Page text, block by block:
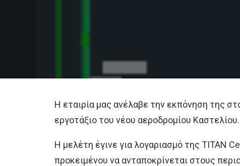
Η εταιρία μας ανέλαβε την εκπόνηση της
εργοτάξιο του νέου αεροδρομίου Καστελίου.
Η μελέτη έγινε για λογαριασμό της ΤΙΤΑΝ
προκειμένου να ανταποκρίνεται στους